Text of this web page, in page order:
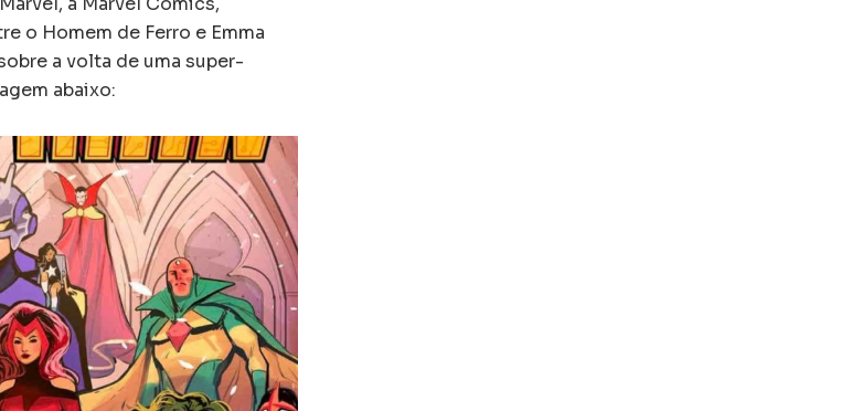
o Homem de Ferro e Emma
a volta de uma super-
abaixo: